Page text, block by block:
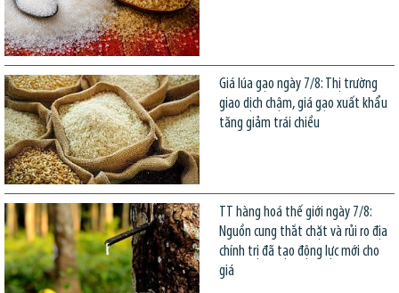
Giá lúa gạo ngày 7/8: Thị trường
giao dịch chậm, giá gạo xuất khẩu
tăng giảm trái chiều
TT hàng hoá thế giới ngày 7/8:
Nguồn cung thắt chặt và rủi ro địa
chính trị đã tạo động lực mới cho
giá